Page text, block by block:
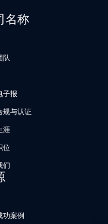
名称
队
子报
规与认证
涯
位
们
功案例